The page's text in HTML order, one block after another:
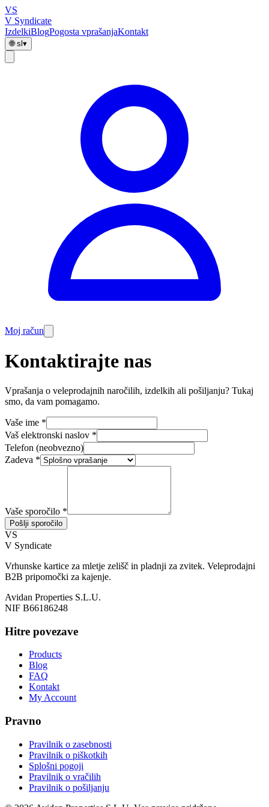
VS
V Syndicate
IzdelkiBlogPogosta vprašanjaKontakt
🌐sl ▾
Moj račun
Kontaktirajte nas
Vprašanja o veleprodajnih naročilih, izdelkih ali pošiljanju? Tukaj
smo, da vam pomagamo.
Vaše ime *
Vaš elektronski naslov *
Telefon (neobvezno)
Zadeva *
Vaše sporočilo *
Pošlji sporočilo
VS
V Syndicate
Vrhunske kartice za mletje zelišč in pladnji za zvitek. Veleprodajni
B2B pripomočki za kajenje.
Avidan Properties S.L.U.
NIF B66186248
Hitre povezave
Products
Blog
FAQ
Kontakt
My Account
Pravno
Pravilnik o zasebnosti
Pravilnik o piškotkih
Splošni pogoji
Pravilnik o vračilih
Pravilnik o pošiljanju